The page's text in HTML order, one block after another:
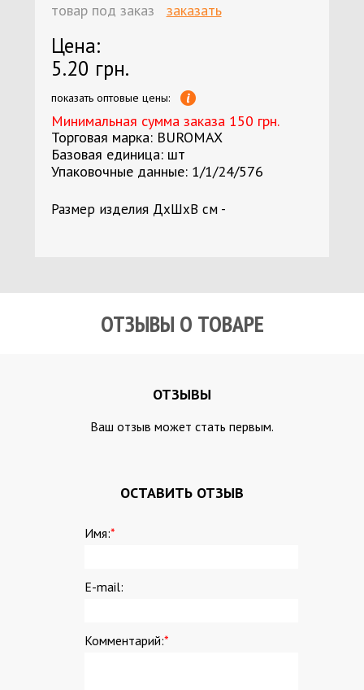
товар под заказ
заказать
Торговая марка: BUROMAX
Базовая единица: шт
Упаковочные данные: 1/1/24/576
Размер изделия ДхШхВ см -
Цена:
5.20 грн.
показать оптовые цены:
Минимальная сумма заказа 150 грн.
ОТЗЫВЫ О ТОВАРЕ
ОТЗЫВЫ
Ваш отзыв может стать первым.
ОСТАВИТЬ ОТЗЫВ
Имя:*
E-mail:
Комментарий:*